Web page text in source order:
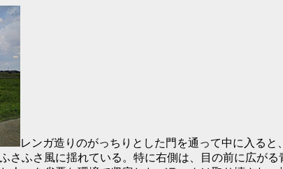
レンガ造りのがっちりとした門を通って中に入る
さふさ風に揺れている。特に右側は、目の前に広が